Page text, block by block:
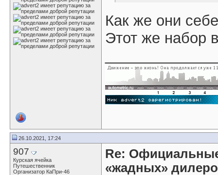
Как же они
Этот же набор
26.10.2021, 17:24
907
Курская ячейка
Путешественник
Организатор КаПри-46
Re:
«жадных»